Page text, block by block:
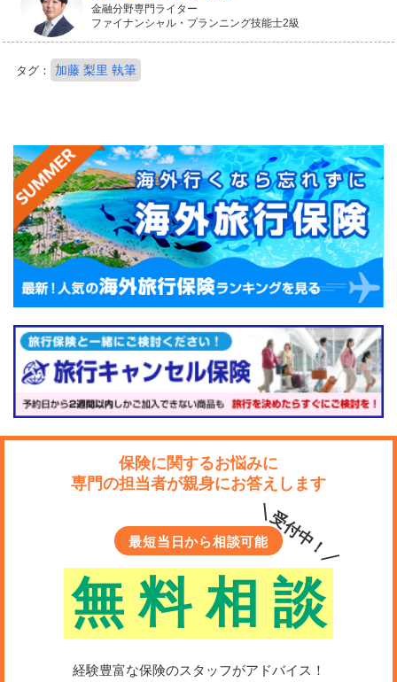
金融分野専門ライター
ファイナンシャル・プランニング技能士2級
タグ： 加藤 梨里 執筆
保険に関するお悩みに
専門の担当者が親身にお答えします
最短当日から相談可能
無 料 相 談
＼受付中！／
経験豊富な保険のスタッフがアドバイス！